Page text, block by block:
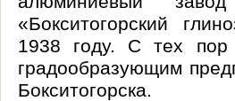
«Бокситогорский
1938 году. С тех пор
градообразующим
Бокситогорска.